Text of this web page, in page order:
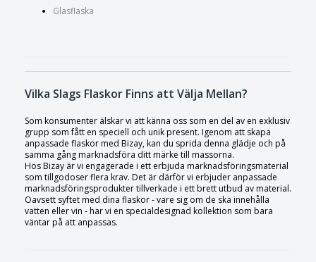
Glasflaska
Vilka Slags Flaskor Finns att Välja Mellan?
Som konsumenter älskar vi att känna oss som en del av en exklusiv
grupp som fått en speciell och unik present. Igenom att skapa
anpassade flaskor med Bizay, kan du sprida denna glädje och på
samma gång marknadsföra ditt märke till massorna.
Hos Bizay är vi engagerade i ett erbjuda marknadsföringsmaterial
som tillgodoser flera krav. Det är därför vi erbjuder anpassade
marknadsföringsprodukter tillverkade i ett brett utbud av material.
Oavsett syftet med dina flaskor - vare sig om de ska innehålla
vatten eller vin - har vi en specialdesignad kollektion som bara
väntar på att anpassas.